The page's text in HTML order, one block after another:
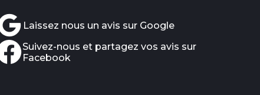
Laissez nous un avis sur Google
Suivez-nous et partagez vos avis sur
Facebook